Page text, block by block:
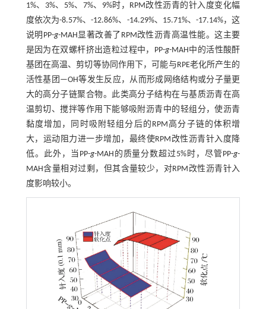
1%、3%、5%、7%、9%时，RPM改性沥青的针入度变化幅
度依次为-8.57%、-12.86%、-14.29%、15.71%、-17.14%，这
说明PP-g-MAH显著改善了RPM改性沥青高温性能。这主要
是因为在双螺杆挤出造粒过程中，PP-g-MAH中的活性酸酐
基团在高温、剪切等协同作用下，可能与RPE老化所产生的
活性基团—OH等发生反应，从而形成网络结构或分子量更
大的高分子链聚合物。此类高分子结构在与基质沥青在高
温剪切、搅拌等作用下能够吸附沥青中的轻组分，使沥青
黏度增加，同时吸附轻组分后的RPM高分子链的体积增
大，运动阻力进一步增加，最终使RPM改性沥青针入度降
低。此外，当PP-g-MAH的质量分数超过5%时，尽管PP-g-
MAH含量相对过剩，但其含量较少，对RPM改性沥青针入
度影响较小。